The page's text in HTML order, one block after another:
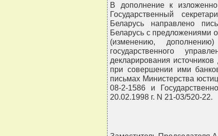
В дополнение к
Государственный
Беларусь направлено
Беларусь с предложениями
(изменению,
государственного
декларирования
при совершении ими
письмах Министерства
08-2-1586 и
20.02.1998 г. N 21-03/520-22.